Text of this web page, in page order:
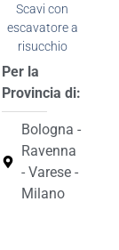
Scavi con
escavatore a
risucchio
Per la
Provincia di:
Bologna -
Ravenna
- Varese -
Milano